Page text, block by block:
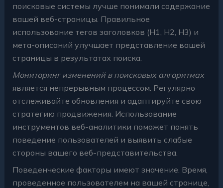
поисковые системы лучше понимали содержание
вашей веб-страницы. Правильное
использование тегов заголовков (H1, H2, H3) и
мета-описаний улучшает представление вашей
страницы в результатах поиска.
Мониторинг изменений в поисковых алгоритмах
является непрерывным процессом. Регулярно
отслеживайте обновления и адаптируйте свою
стратегию продвижения. Использование
инструментов веб-аналитики поможет понять
поведение пользователей и выявить слабые
стороны вашего веб-представительства.
Поведенческие факторы имеют значение. Время,
проведенное пользователем на вашей странице,